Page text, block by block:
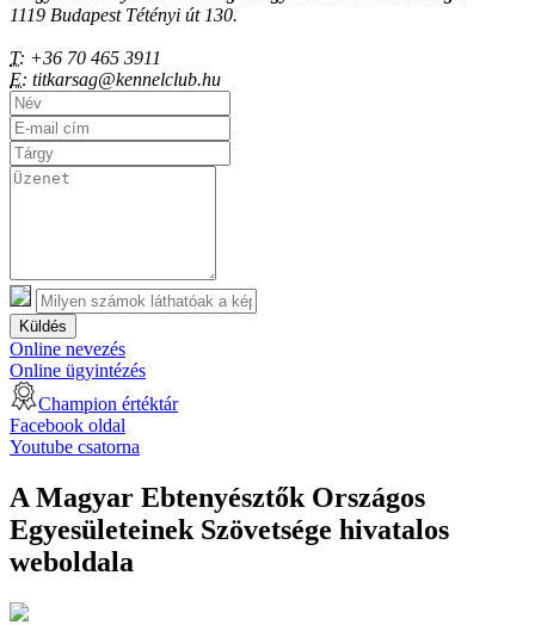
1119 Budapest Tétényi út 130.
T: +36 70 465 3911
E: titkarsag@kennelclub.hu
Küldés
Online nevezés
Online ügyintézés
Champion értéktár
Facebook oldal
Youtube csatorna
A Magyar Ebtenyésztők Országos
Egyesületeinek Szövetsége hivatalos
weboldala